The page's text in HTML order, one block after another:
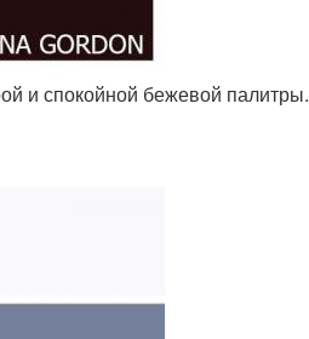
и спокойной бежевой палитры.